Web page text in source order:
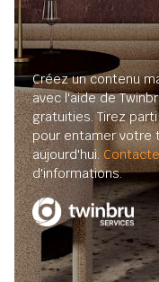
Créez un contenu
avec l'aide de
gratuities. Tirez
pour entamer votre
aujourd'hui.
d'informations.